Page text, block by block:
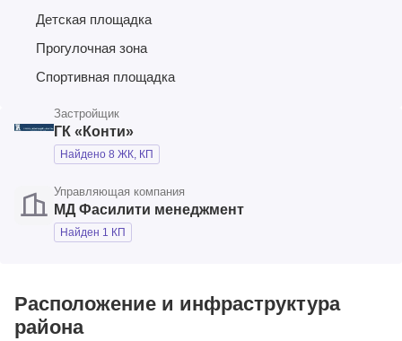
Детская площадка
Прогулочная зона
Спортивная площадка
Застройщик
ГК «Конти»
Найдено 8 ЖК, КП
Управляющая компания
МД Фасилити менеджмент
Найден 1 КП
Расположение и инфраструктура
района